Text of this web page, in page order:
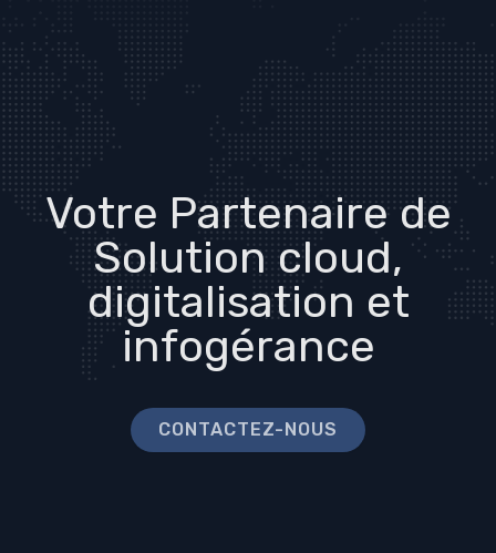
Votre Partenaire de
Solution cloud,
digitalisation et
infogérance
CONTACTEZ-NOUS